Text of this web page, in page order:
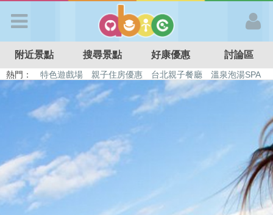
APP登入
首 頁
搜尋景點
好康優惠
附近景點 搜尋景點 好康優惠 討論區
熱門： 特色遊戲場 親子住房優惠 台北親子餐廳
溫泉泡湯SPA
溜滑梯民宿
觀光工廠 日本親子景點